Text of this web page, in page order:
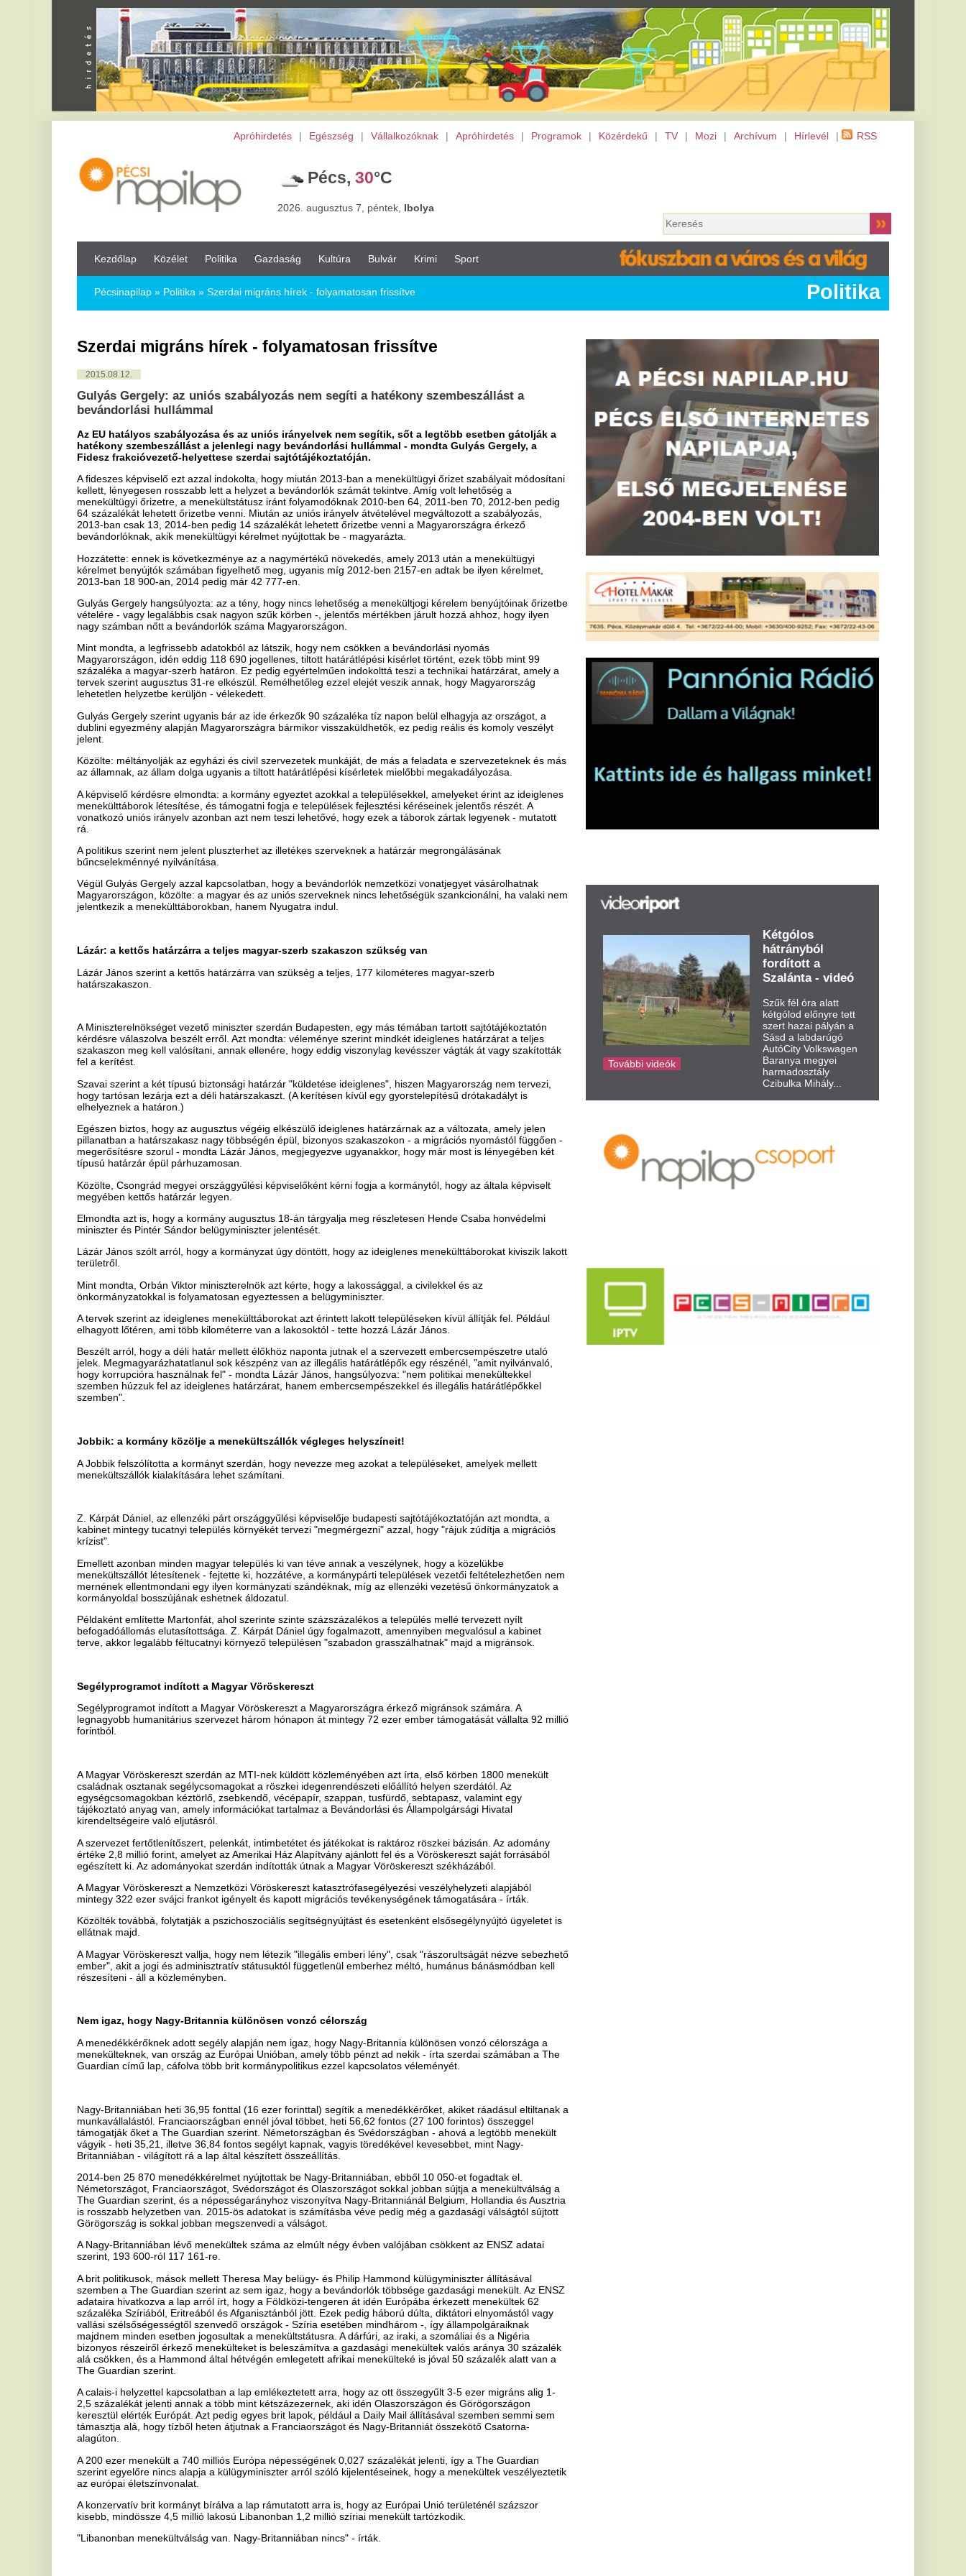
Apróhirdetés | Egészség | Vállalkozóknak | Apróhirdetés | Programok | Közérdekű | TV | Mozi | Archívum | Hírlevél | RSS
2026. augusztus 7, péntek, Ibolya
Gazdaság Bulvár Krimi
Politika
Pécsinapilap»Politika »Szerdai migráns hírek - folyamatosan frissítve
Szerdai migráns hírek - folyamatosan frissítve
2015.08.12.
bevándorlási hullámmal
hatékony szembeszállást a jelenlegi nagy bevándorlási hullámmal - mondta Gulyás Gergely, a
Fidesz frakcióvezető-helyettese szerdai sajtótájékoztatóján.
A fideszes képviselő ezt azzal indokolta, hogy miután 2013-ban a menekültügyi őrizet szabályait módosítani
kellett, lényegesen rosszabb lett a helyzet a bevándorlók számát tekintve. Amíg volt lehetőség a
64 százalékát lehetett őrizetbe venni. Miután az uniós irányelv átvételével megváltozott a szabályozás,
2013-ban csak 13, 2014-ben pedig 14 százalékát lehetett őrizetbe venni a Magyarországra érkező
bevándorlóknak, akik menekültügyi kérelmet nyújtottak be - magyarázta.
Hozzátette: ennek is következménye az a nagymértékű növekedés, amely 2013 után a menekültügyi
kérelmet benyújtók számában figyelhető meg, ugyanis míg 2012-ben 2157-en adtak be ilyen kérelmet,
2013-ban 18 900-an, 2014 pedig már 42 777-en.
Gulyás Gergely hangsúlyozta: az a tény, hogy nincs lehetőség a menekültjogi kérelem benyújtóinak őrizetbe
vételére - vagy legalábbis csak nagyon szűk körben -, jelentős mértékben járult hozzá ahhoz, hogy ilyen
nagy számban nőtt a bevándorlók száma Magyarországon.
Mint mondta, a legfrissebb adatokból az látszik, hogy nem csökken a bevándorlási nyomás
százaléka a magyar-szerb határon. Ez pedig egyértelműen indokolttá teszi a technikai határzárat, amely a
tervek szerint augusztus 31-re elkészül. Remélhetőleg ezzel elejét veszik annak, hogy Magyarország
lehetetlen helyzetbe kerüljön - vélekedett.
dublini egyezmény alapján Magyarországra bármikor visszaküldhetők, ez pedig reális és komoly veszélyt
jelent.
Közölte: méltányolják az egyházi és civil szervezetek munkáját, de más a feladata e szervezeteknek és más
az államnak, az állam dolga ugyanis a tiltott határátlépési kísérletek mielőbbi megakadályozása.
A képviselő kérdésre elmondta: a kormány egyeztet azokkal a településekkel, amelyeket érint az ideiglenes
menekülttáborok létesítése, és támogatni fogja e települések fejlesztési kéréseinek jelentős részét. A
vonatkozó uniós irányelv azonban azt nem teszi lehetővé, hogy ezek a táborok zártak legyenek - mutatott
bűncselekménnyé nyilvánítása.
Végül Gulyás Gergely azzal kapcsolatban, hogy a bevándorlók nemzetközi vonatjegyet vásárolhatnak
Magyarországon, közölte: a magyar és az uniós szerveknek nincs lehetőségük szankcionálni, ha valaki nem
jelentkezik a menekülttáborokban, hanem Nyugatra indul.
Lázár: a kettős határzárra a teljes magyar-szerb szakaszon szükség van
Lázár János szerint a kettős határzárra van szükség a teljes, 177 kilométeres magyar-szerb
határszakaszon.
A Miniszterelnökséget vezető miniszter szerdán Budapesten, egy más témában tartott sajtótájékoztatón
kérdésre válaszolva beszélt erről. Azt mondta: véleménye szerint mindkét ideiglenes határzárat a teljes
fel a kerítést.
Szavai szerint a két típusú biztonsági határzár "küldetése ideiglenes", hiszen Magyarország nem tervezi,
hogy tartósan lezárja ezt a déli határszakaszt. (A kerítésen kívül egy gyorstelepítésű drótakadályt is
pillanatban a határszakasz nagy többségén épül, bizonyos szakaszokon - a migrációs nyomástól függően -
típusú határzár épül párhuzamosan.
Közölte, Csongrád megyei országgyűlési képviselőként kérni fogja a kormánytól, hogy az általa képviselt
miniszter és Pintér Sándor belügyminiszter jelentését.
Lázár János szólt arról, hogy a kormányzat úgy döntött, hogy az ideiglenes menekülttáborokat kiviszik lakott
területről.
önkormányzatokkal is folyamatosan egyeztessen a belügyminiszter.
A tervek szerint az ideiglenes menekülttáborokat azt érintett lakott településeken kívül állítják fel. Például
elhagyott lőtéren, ami több kilométerre van a lakosoktól - tette hozzá Lázár János.
Beszélt arról, hogy a déli határ mellett élőkhöz naponta jutnak el a szervezett embercsempészetre utaló
jelek. Megmagyarázhatatlanul sok készpénz van az illegális határátlépők egy részénél, "amit nyilvánvaló,
hogy korrupcióra használnak fel" - mondta Lázár János, hangsúlyozva: "nem politikai menekültekkel
szemben húzzuk fel az ideiglenes határzárat, hanem embercsempészekkel és illegális határátlépőkkel
szemben".
Jobbik: a kormány közölje a menekültszállók végleges helyszíneit!
A Jobbik felszólította a kormányt szerdán, hogy nevezze meg azokat a településeket, amelyek mellett
menekültszállók kialakítására lehet számítani.
Z. Kárpát Dániel, az ellenzéki párt országgyűlési képviselője budapesti sajtótájékoztatóján azt mondta, a
krízist".
Emellett azonban minden magyar település ki van téve annak a veszélynek, hogy a közelükbe
mernének ellentmondani egy ilyen kormányzati szándéknak, míg az ellenzéki vezetésű önkormányzatok a
kormányoldal bosszújának eshetnek áldozatul.
Példaként említette Martonfát, ahol szerinte szinte százszázalékos a település mellé tervezett nyílt
befogadóállomás elutasítottsága. Z. Kárpát Dániel úgy fogalmazott, amennyiben megvalósul a kabinet
terve, akkor legalább féltucatnyi környező településen "szabadon grasszálhatnak" majd a migránsok.
forintból.
A Magyar Vöröskereszt szerdán az MTI-nek küldött közleményében azt írta, első körben 1800 menekült
kirendeltségeire való eljutásról.
A szervezet fertőtlenítőszert, pelenkát, intimbetétet és játékokat is raktároz röszkei bázisán. Az adomány
értéke 2,8 millió forint, amelyet az Amerikai Ház Alapítvány ajánlott fel és a Vöröskereszt saját forrásából
A Magyar Vöröskereszt a Nemzetközi Vöröskereszt katasztrófasegélyezési veszélyhelyzeti alapjából
mintegy 322 ezer svájci frankot igényelt és kapott migrációs tevékenységének támogatására - írták.
Közölték továbbá, folytatják a pszichoszociális segítségnyújtást és esetenként elsősegélynyújtó ügyeletet is
A Magyar Vöröskereszt vallja, hogy nem létezik "illegális emberi lény", csak "rászorultságát nézve sebezhető
ember", akit a jogi és adminisztratív státusuktól függetlenül emberhez méltó, humánus bánásmódban kell
részesíteni - áll a közleményben.
Nem igaz, hogy Nagy-Britannia különösen vonzó célország
A menedékkérőknek adott segély alapján nem igaz, hogy Nagy-Britannia különösen vonzó célországa a
menekülteknek, van ország az Európai Unióban, amely több pénzt ad nekik - írta szerdai számában a The
Guardian című lap, cáfolva több brit kormánypolitikus ezzel kapcsolatos véleményét.
támogatják őket a The Guardian szerint. Németországban és Svédországban - ahová a legtöbb menekült
vágyik - heti 35,21, illetve 36,84 fontos segélyt kapnak, vagyis töredékével kevesebbet, mint Nagy-
Britanniában - világított rá a lap által készített összeállítás.
2014-ben 25 870 menedékkérelmet nyújtottak be Nagy-Britanniában, ebből 10 050-et fogadtak el.
Németországot, Franciaországot, Svédországot és Olaszországot sokkal jobban sújtja a menekültválság a
is rosszabb helyzetben van. 2015-ös adatokat is számításba véve pedig még a gazdasági válságtól sújtott
Görögország is sokkal jobban megszenvedi a válságot.
A Nagy-Britanniában lévő menekültek száma az elmúlt négy évben valójában csökkent az ENSZ adatai
A brit politikusok, mások mellett Theresa May belügy- és Philip Hammond külügyminiszter állításával
adataira hivatkozva a lap arról írt, hogy a Földközi-tengeren át idén Európába érkezett menekültek 62
százaléka Szíriából, Eritreából és Afganisztánból jött. Ezek pedig háború dúlta, diktátori elnyomástól vagy
vallási szélsőségességtől szenvedő országok - Szíria esetében mindhárom -, így állampolgáraiknak
bizonyos részeiről érkező menekülteket is beleszámítva a gazdasági menekültek valós aránya 30 százalék
alá csökken, és a Hammond által hétvégén emlegetett afrikai menekülteké is jóval 50 százalék alatt van a
The Guardian szerint.
támasztja alá, hogy tízből heten átjutnak a Franciaországot és Nagy-Britanniát összekötő Csatorna-
A 200 ezer menekült a 740 milliós Európa népességének 0,027 százalékát jelenti, így a The Guardian
szerint egyelőre nincs alapja a külügyminiszter arról szóló kijelentéseinek, hogy a menekültek veszélyeztetik
az európai életszínvonalat.
"Libanonban menekültválság van. Nagy-Britanniában nincs" - írták.
Megnyílt a tranzitzóna a Déli pályaudvarnál is
Fővárosi Önkormányzat Rendészeti Igazgatósága (FÖRI) szerdán az MTI-t.
Az igazgatóság a Vérmező felé eső, gyalogosok által kevésbé használt aluljáróban alakította ki a
migránsoknak önkéntesen igénybe vehető tranzitzónát - tartalmazza a közlemény.
Az első tranzitzónát szombaton, a Keleti pályaudvar előtti aluljáróban alakította ki a főváros. A Fővárosi
Vízművek mobil ivókutat létesített, a Fővárosi Csatornázási Művek pedig mosdót és zuhanyozót helyezett
üzembe a területen.
A FÖRI vezetője, Pető György múlt szerdán jelentette be, hogy úgynevezett tranzitterületeket alakítanak ki
Budapesten, amelyeken a főváros biztosítja a legalapvetőbb közegészségügyi és higiénés viszonyokat a
migránsok számára.
Akkor azt mondta az igazgató, hogy a Keleti és a Déli mellett a Nyugati pályaudvarhoz közeli közterületeken
is kialakítanak tranzitzónát.
A Budapesti Közlekedési Vállalat ugyanakkor két, a városi forgalomban nem használt, de érvényes
műszakival rendelkező Ikarusz 280-as csuklós buszt indított a pályaudvarok között. A buszok, amelyeket
naponta fertőtlenítenek, reggel fél nyolctól este tizenegy óráig közlekednek.
Több mint ezerötszáz határsértőt tartóztattak föl Csongrád megyében
Ötvenöt csoportban 1521 határsértőt - köztük 360 gyermeket - tartóztattak föl a rendőrök a polgárőrökkel
együttműködve Csongrád megye déli részén kedden – tájékoztatta a megyei rendőr-főkapitányság
szóvivője szerdán az MTI-t.
Jászai Linda közölte, a legnagyobb csoportot hajnalban Röszkénél fogták el, ott 174-en, többségében szíriai
állampolgárok lépték át illegálisan a zöldhatárt.
A határsértőkkel szemben idegenrendészeti eljárást kezdeményezett a rendőrség.
Országszerte tiltott határátlépés miatt kedden – az elmúlt harminc napban a legtöbb - 1738 embert fogtak el
büntetőeljárás – tudatta az Országos Rendőr-főkapitányság kommunikációs szolgálata.
Kétgólos
Baranya megyei
harmadosztály
Czibulka Mihály...